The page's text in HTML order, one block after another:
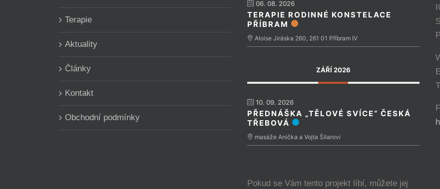
Terapie
Aktuality
Články
Kontakt
Obchodní podmínky
06. 08. 2026
TERAPIE RODINNÉ KONSTELACE
PŘÍBRAM
Aloise Jiráska 260, 261 01 Příbram IV
ZÁŘÍ 2026
10. 09. 2026
PŘEDNÁŠKA „TĚLOVÉ SVÍCE“ ČESKÁ
TŘEBOVÁ
masáže Anička a Vojta Šilarovi
Pokud se Vám tento projekt líbí, můžete jej